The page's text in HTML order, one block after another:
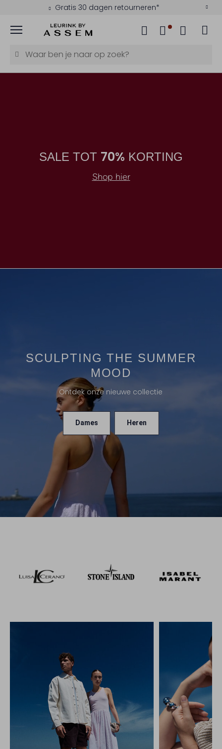
Gratis 30 dagen retourneren*
Menu
SALE TOT 70% KORTING
Shop hier
SCULPTING THE SUMMER
MOOD
Ontdek onze nieuwe collectie
Dames Heren